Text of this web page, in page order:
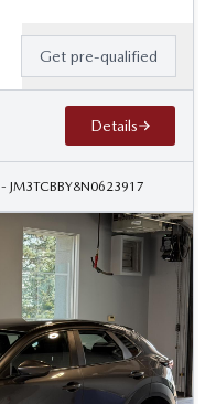
Get pre-qualified
Details
- JM3TCBBY8N0623917